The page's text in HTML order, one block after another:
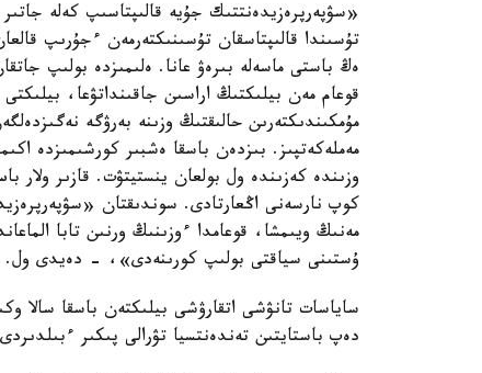
«سۋپەرپرەزيدەنتتىك جۇيە قالىپتاسىپ كەلە
تۇسىندا قالىپتاسقان تۇسىنىكتەرمەن ءجۇرىپ
ەڭ باستى ماسەلە بىرەۋ عانا. ەلىمىزدە بولىپ
قوعام مەن بيلىكتىڭ اراسىن جاقىنداتۋعا،
مۇمكىندىكتەرىن حالىقتىڭ وزىنە بەرۋگە
مەملەكەتپىز. بىزدەن باسقا ەشبىر كورشىمىزدە
وزىندە كەزىندە ول بولعان ينستيتۋت. قازىر
كوپ نارسەنى اڭعارتادى. سوندىقتان
مەنىڭ ويىمشا، قوعامدا ءوزىنىڭ ورنىن تابا
ۇستىنى سياقتى بولىپ كورىنەدى»، - دەيدى ول.
ساياسات تانۋشى اتقارۋشى بيلىكتەن باسقا سالا
دەپ باستايتىن تەندەنتسيا تۋرالى پىكىر